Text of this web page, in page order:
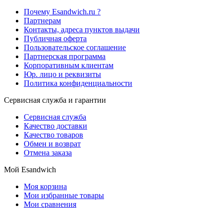
Почему Esandwich.ru ?
Партнерам
Контакты, адреса пунктов выдачи
Публичная оферта
Пользовательское соглашение
Партнерская программа
Корпоративным клиентам
Юр. лицо и реквизиты
Политика конфиденциальности
Сервисная служба и гарантии
Сервисная служба
Качество доставки
Качество товаров
Обмен и возврат
Отмена заказа
Мой Esandwich
Моя корзина
Мои избранные товары
Мои сравнения